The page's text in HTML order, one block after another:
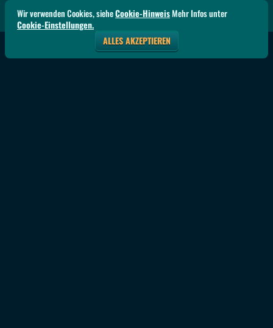
Wir verwenden Cookies, sieheCookie-HinweisMehr Infos unter
Cookie-Einstellungen.
ALLES AKZEPTIEREN